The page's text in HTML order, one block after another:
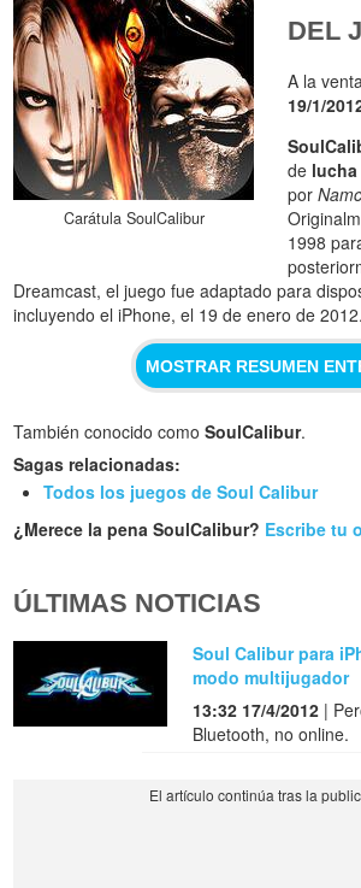
Carátula SoulCalibur
DEL
A la
19/1/
de lucha
por
1998
Dreamcast, el juego fue adaptado para
incluyendo el iPhone, el 19 de enero de 2012.
MOSTRAR RESUMEN
También conocido comoSoulCalibur.
Sagas relacionadas:
Todos los juegos de Soul Calibur
¿Merece la pena SoulCalibur? Escribe tu
ÚLTIMAS NOTICIAS
Soul Calibur para
modo multijugador
13:32 17/4/2012 |
Bluetooth, no online.